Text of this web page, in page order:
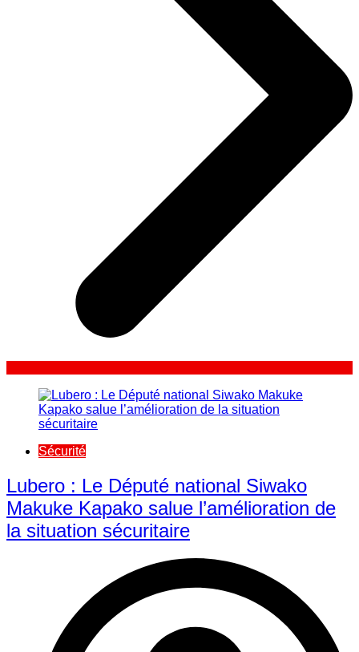
Sécurité
Lubero : Le Député national Siwako
Makuke Kapako salue l’amélioration de
la situation sécuritaire